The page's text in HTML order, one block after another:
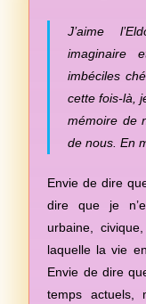
J’aime
imaginaire
imbéciles
cette fois-là,
mémoire de
de nous. En
Envie de dire
dire que je
urbaine,
laquelle la vie
Envie de dire
temps actuels,